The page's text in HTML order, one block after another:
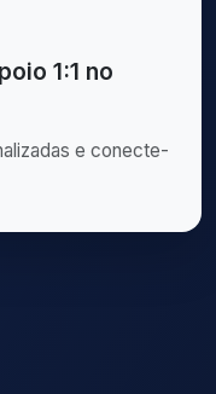
1:1 no
e conecte-